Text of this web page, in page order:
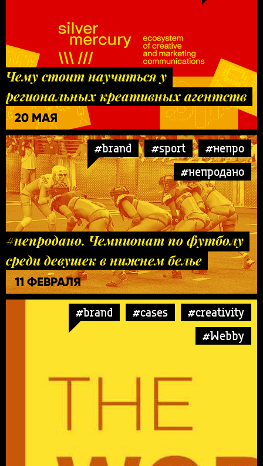
Чему стоит научиться у
региональных креативных агентств
20 МАЯ
#brand #sport
#непро
#непродано
#непродано. Чемпионат по футболу
среди девушек в нижнем белье
11 ФЕВРАЛЯ
#brand #cases
#creativity
#Webby